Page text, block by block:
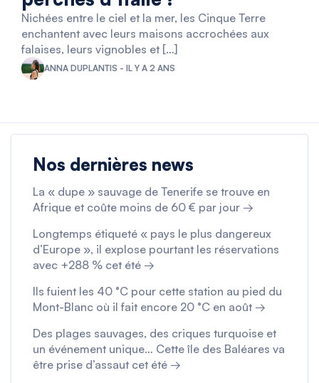
Nichées entre le ciel et la mer, les Cinque Terre
enchantent avec leurs maisons accrochées aux
falaises, leurs vignobles et […]
ANNA DUPLANTIS - IL Y A 2 ANS
Nos dernières news
La « dupe » sauvage de Tenerife se trouve en
Afrique et coûte moins de 60 € par jour →
Longtemps étiqueté « pays le plus dangereux
d’Europe », il explose pourtant les réservations
avec +288 % cet été →
Ils fuient les 40 °C pour cette station au pied du
Mont-Blanc où il fait encore 20 °C en août →
Des plages sauvages, des criques turquoise et
un événement unique… Cette île des Baléares va
être prise d’assaut cet été →